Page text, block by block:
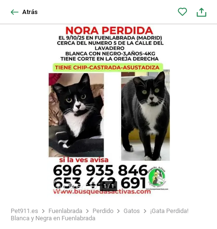
Atrás
1/ 1
Pet911.es Fuenlabrada Perdido Gatos
¡Gata Perdida!
Blanca y Negra en Fuenlabrada